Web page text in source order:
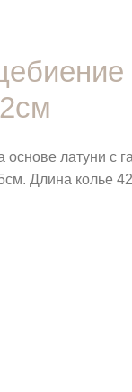
основе латуни
Длина колье